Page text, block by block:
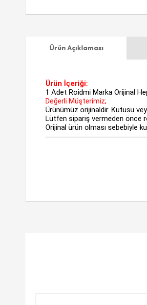
Ürün Açıklaması
Ürün İçeriği:
1 Adet Roidmi Marka Orijinal
Değerli Müşterimiz;
Ürünümüz orijinaldir. Kutusu
Lütfen sipariş vermeden önce
Orijinal ürün olması sebebiyle